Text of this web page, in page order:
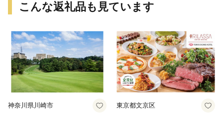
こんな返礼品も見ています
神奈川県川崎市 東京都文京区